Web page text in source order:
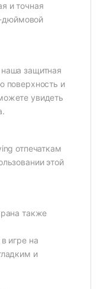
и точная
дюймовой
защитная
поверхность и
увидеть
отпечаткам
этой
также
игре на
и